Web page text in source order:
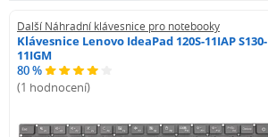
Další Náhradní klávesnice pro notebooky
Klávesnice Lenovo IdeaPad 120S-11IAP S130-
11IGM
80 %
(1 hodnocení)